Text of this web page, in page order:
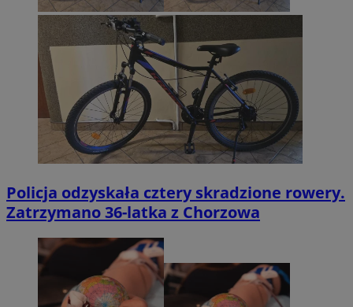
Policja odzyskała cztery skradzione rowery.
Zatrzymano 36-latka z Chorzowa